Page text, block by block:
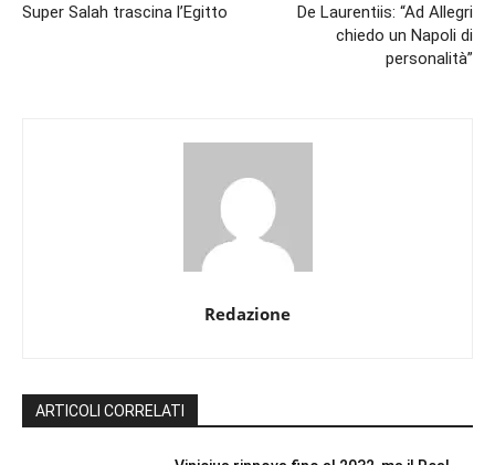
Super Salah trascina l’Egitto
De Laurentiis: “Ad Allegri
chiedo un Napoli di
personalità”
Redazione
ARTICOLI CORRELATI